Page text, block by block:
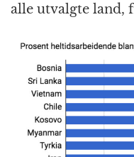
alle utvalgte land,